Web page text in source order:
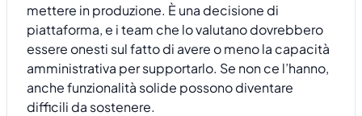
mettere in produzione. È una decisione di
piattaforma, e i team che lo valutano dovrebbero
essere onesti sul fatto di avere o meno la capacità
amministrativa per supportarlo. Se non ce l’hanno,
anche funzionalità solide possono diventare
difficili da sostenere.